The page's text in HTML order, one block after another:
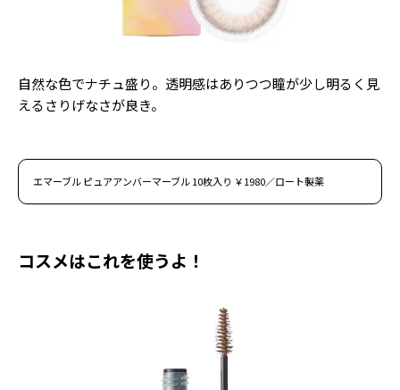
新規会員登録・ログイン
自然な色でナチュ盛り。透明感はありつつ瞳が少し明るく見
えるさりげなさが良き。
エマーブル ピュアアンバーマーブル 10枚入り ￥1980／ロート製薬
コスメはこれを使うよ！